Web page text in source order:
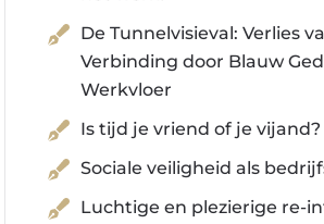
De Tunnelvisieval: Verlies
Verbinding door Blauw
Werkvloer
Is tijd je vriend of je vijand?
Sociale veiligheid als
Luchtige en plezierige re-